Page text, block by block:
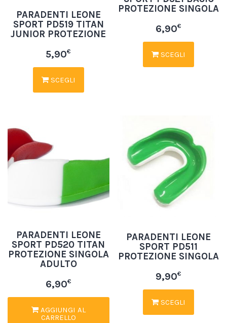
PARADENTI LEONE
SPORT PD519 TITAN
JUNIOR PROTEZIONE
5,90€
SCEGLI
PROTEZIONE SINGOLA
6,90€
SCEGLI
PARADENTI LEONE
SPORT PD520 TITAN
PROTEZIONE SINGOLA
ADULTO
6,90€
AGGIUNGI AL
CARRELLO
PARADENTI LEONE
SPORT PD511
PROTEZIONE SINGOLA
9,90€
SCEGLI